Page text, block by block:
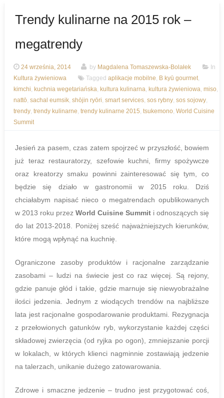
Trendy kulinarne na 2015 rok –
megatrendy
24 września, 2014 by Magdalena Tomaszewska-Bolałek
In
Kultura żywieniowa
Tagged aplikacje mobilne, B kyū gourmet,
kimchi, kuchnia wegetariańska, kultura kulinarna, kultura żywieniowa, miso,
nattō, sachal eumsik, shōjin ryōri, smart services, sos rybny, sos sojowy,
trendy, trendy kulinarne, trendy kulinarne 2015, tsukemono, World Cuisine
Summit
Jesień za pasem, czas zatem spojrzeć w przyszłość, bowiem
już teraz restauratorzy, szefowie kuchni, firmy spożywcze
oraz kreatorzy smaku powinni zainteresować się tym, co
będzie się działo w gastronomii w 2015 roku. Dziś
chciałabym napisać nieco o megatrendach opublikowanych
w 2013 roku przez World Cuisine Summit i odnoszących się
do lat 2013-2018. Poniżej sześć najważniejszych kierunków,
które mogą wpłynąć na kuchnię.
Ograniczone zasoby produktów i racjonalne zarządzanie
zasobami – ludzi na świecie jest co raz więcej. Są rejony,
gdzie panuje głód i takie, gdzie marnuje się niewyobrażalne
ilości jedzenia. Jednym z wiodących trendów na najbliższe
lata jest racjonalne gospodarowanie produktami. Rezygnacja
z przełowionych gatunków ryb, wykorzystanie każdej części
składowej zwierzęcia (od ryjka po ogon), zmniejszanie porcji
w lokalach, w których klienci nagminnie zostawiają jedzenie
na talerzach, unikanie dużego zatowarowania.
Zdrowe i smaczne jedzenie – trudno jest przygotować coś,